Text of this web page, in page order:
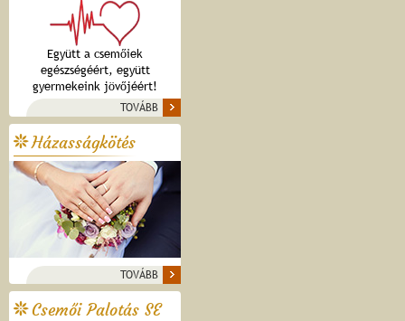
Együtt a csemőiek
egészségéért, együtt
gyermekeink jövőjéért!
TOVÁBB
Házasságkötés
TOVÁBB
Csemői Palotás SE